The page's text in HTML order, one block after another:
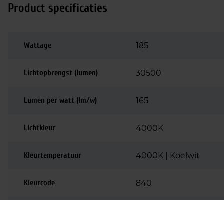
Product specificaties
Wattage 185
Lichtopbrengst (lumen) 30500
Lumen per watt (lm/w) 165
Lichtkleur 4000K
Kleurtemperatuur 4000K | Koelwit
Kleurcode 840